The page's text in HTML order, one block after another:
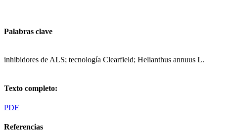
Palabras clave
inhibidores de ALS; tecnología Clearfield; Helianthus annuus L.
Texto completo:
PDF
Referencias